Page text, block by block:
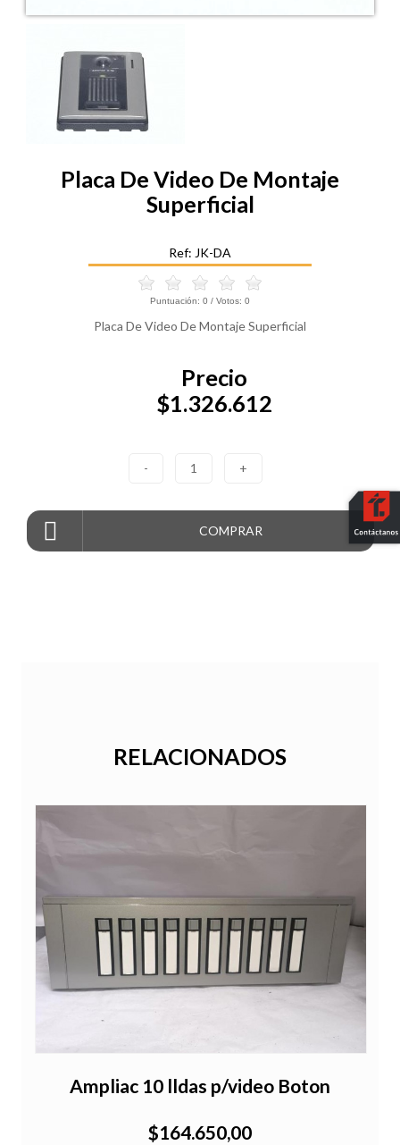
Placa De Video De Montaje
Superficial
Ref: JK-DA
Puntuación: 0 / Votos: 0
Placa De Video De Montaje Superficial
Precio
$1.326.612
- 1 +
COMPRAR
RELACIONADOS
Ampliac 10 lldas p/video Boton
$164.650,00